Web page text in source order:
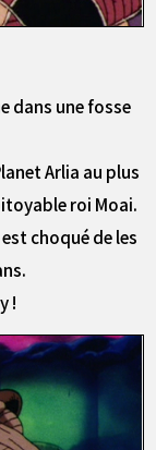
dans une fosse
Arlia au plus
roi Moai.
choqué de les
!